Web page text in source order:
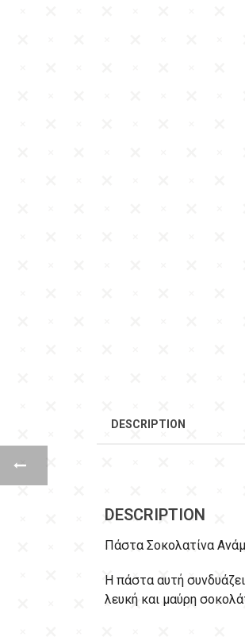
DESCRIPTION
DESCRIPTION
Πάστα Σοκολατίνα
Η πάστα αυτή
λευκή και μαύρη